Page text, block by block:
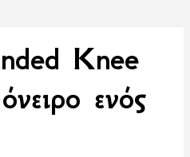
Knee
ενός